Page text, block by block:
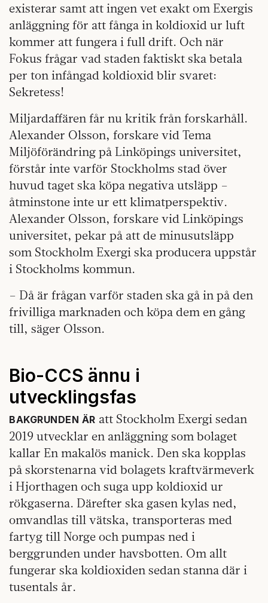
existerar samt att ingen vet exakt om Exergis
anläggning för att fånga in koldioxid ur luft
kommer att fungera i full drift. Och när
Fokus frågar vad staden faktiskt ska betala
per ton infångad koldioxid blir svaret:
Sekretess!
Miljardaffären får nu kritik från forskarhåll.
Alexander Olsson, forskare vid Tema
Miljöförändring på Linköpings universitet,
förstår inte varför Stockholms stad över
huvud taget ska köpa negativa utsläpp –
åtminstone inte ur ett klimatperspektiv.
Alexander Olsson, forskare vid Linköpings
universitet, pekar på att de minusutsläpp
som Stockholm Exergi ska producera uppstår
i Stockholms kommun.
– Då är frågan varför staden ska gå in på den
frivilliga marknaden och köpa dem en gång
till, säger Olsson.
Bio-CCS ännu i
utvecklingsfas
BAKGRUNDEN ÄR att Stockholm Exergi sedan
2019 utvecklar en anläggning som bolaget
kallar En makalös manick. Den ska kopplas
på skorstenarna vid bolagets kraftvärmeverk
i Hjorthagen och suga upp koldioxid ur
rökgaserna. Därefter ska gasen kylas ned,
omvandlas till vätska, transporteras med
fartyg till Norge och pumpas ned i
berggrunden under havsbotten. Om allt
fungerar ska koldioxiden sedan stanna där i
tusentals år.